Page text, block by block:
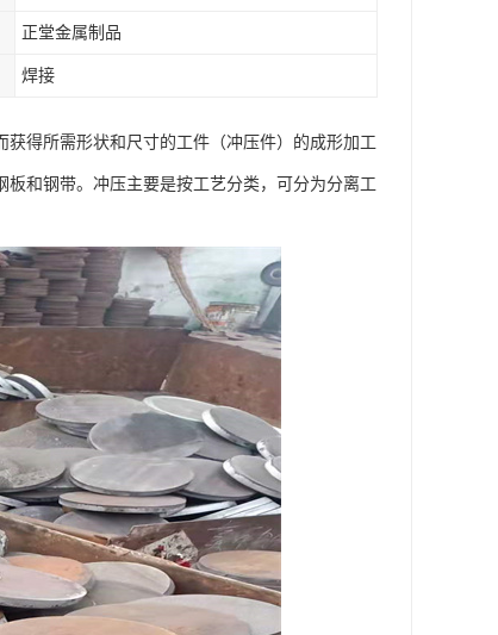
正堂金属制品
焊接
得所需形状和尺寸的工件（冲压件）的成形加工
和钢带。冲压主要是按工艺分类，可分为分离工